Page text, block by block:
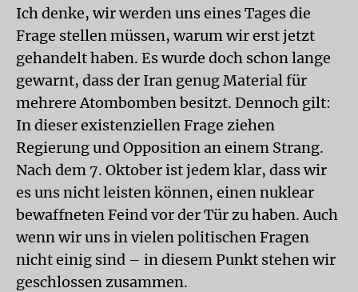
Ich denke, wir werden uns eines Tages die
Frage stellen müssen, warum wir erst jetzt
gehandelt haben. Es wurde doch schon lange
gewarnt, dass der Iran genug Material für
mehrere Atombomben besitzt. Dennoch gilt:
In dieser existenziellen Frage ziehen
Regierung und Opposition an einem Strang.
Nach dem 7. Oktober ist jedem klar, dass wir
es uns nicht leisten können, einen nuklear
bewaffneten Feind vor der Tür zu haben. Auch
wenn wir uns in vielen politischen Fragen
nicht einig sind – in diesem Punkt stehen wir
geschlossen zusammen.